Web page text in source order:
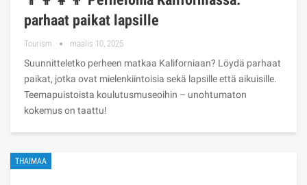
parhaat paikat lapsille
Tourism maalis 10, 2025
Suunnitteletko perheen matkaa Kaliforniaan? Löydä parhaat
paikat, jotka ovat mielenkiintoisia sekä lapsille että aikuisille.
Teemapuistoista koulutusmuseoihin – unohtumaton
kokemus on taattu!
THAIMAA